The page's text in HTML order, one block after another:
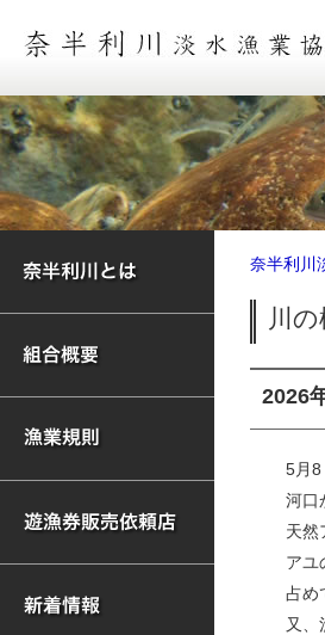
奈半利川
川
2026
5月8
河口
天然
アユ
占め
又、